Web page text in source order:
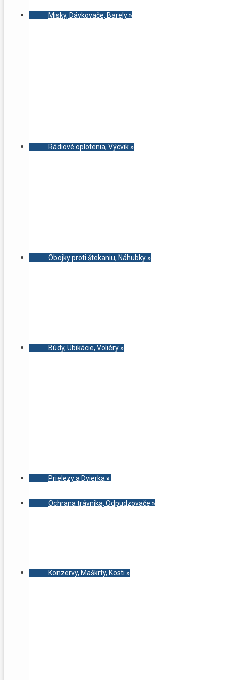
Misky, Dávkovače, Barely»
Rádiové oplotenia, Výcvik»
Obojky proti štekaniu, Náhubky»
Búdy, Ubikácie, Voliéry»
Prielezy a Dvierka »
Ochrana trávnika, Odpudzovače »
Konzervy, Maškrty, Kosti »